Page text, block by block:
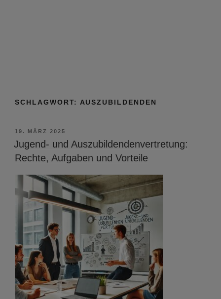
SCHLAGWORT: AUSZUBILDENDEN
VERÖFFENTLICHT
AM
19. MÄRZ 2025
Jugend- und Auszubildendenvertretung:
Rechte, Aufgaben und Vorteile